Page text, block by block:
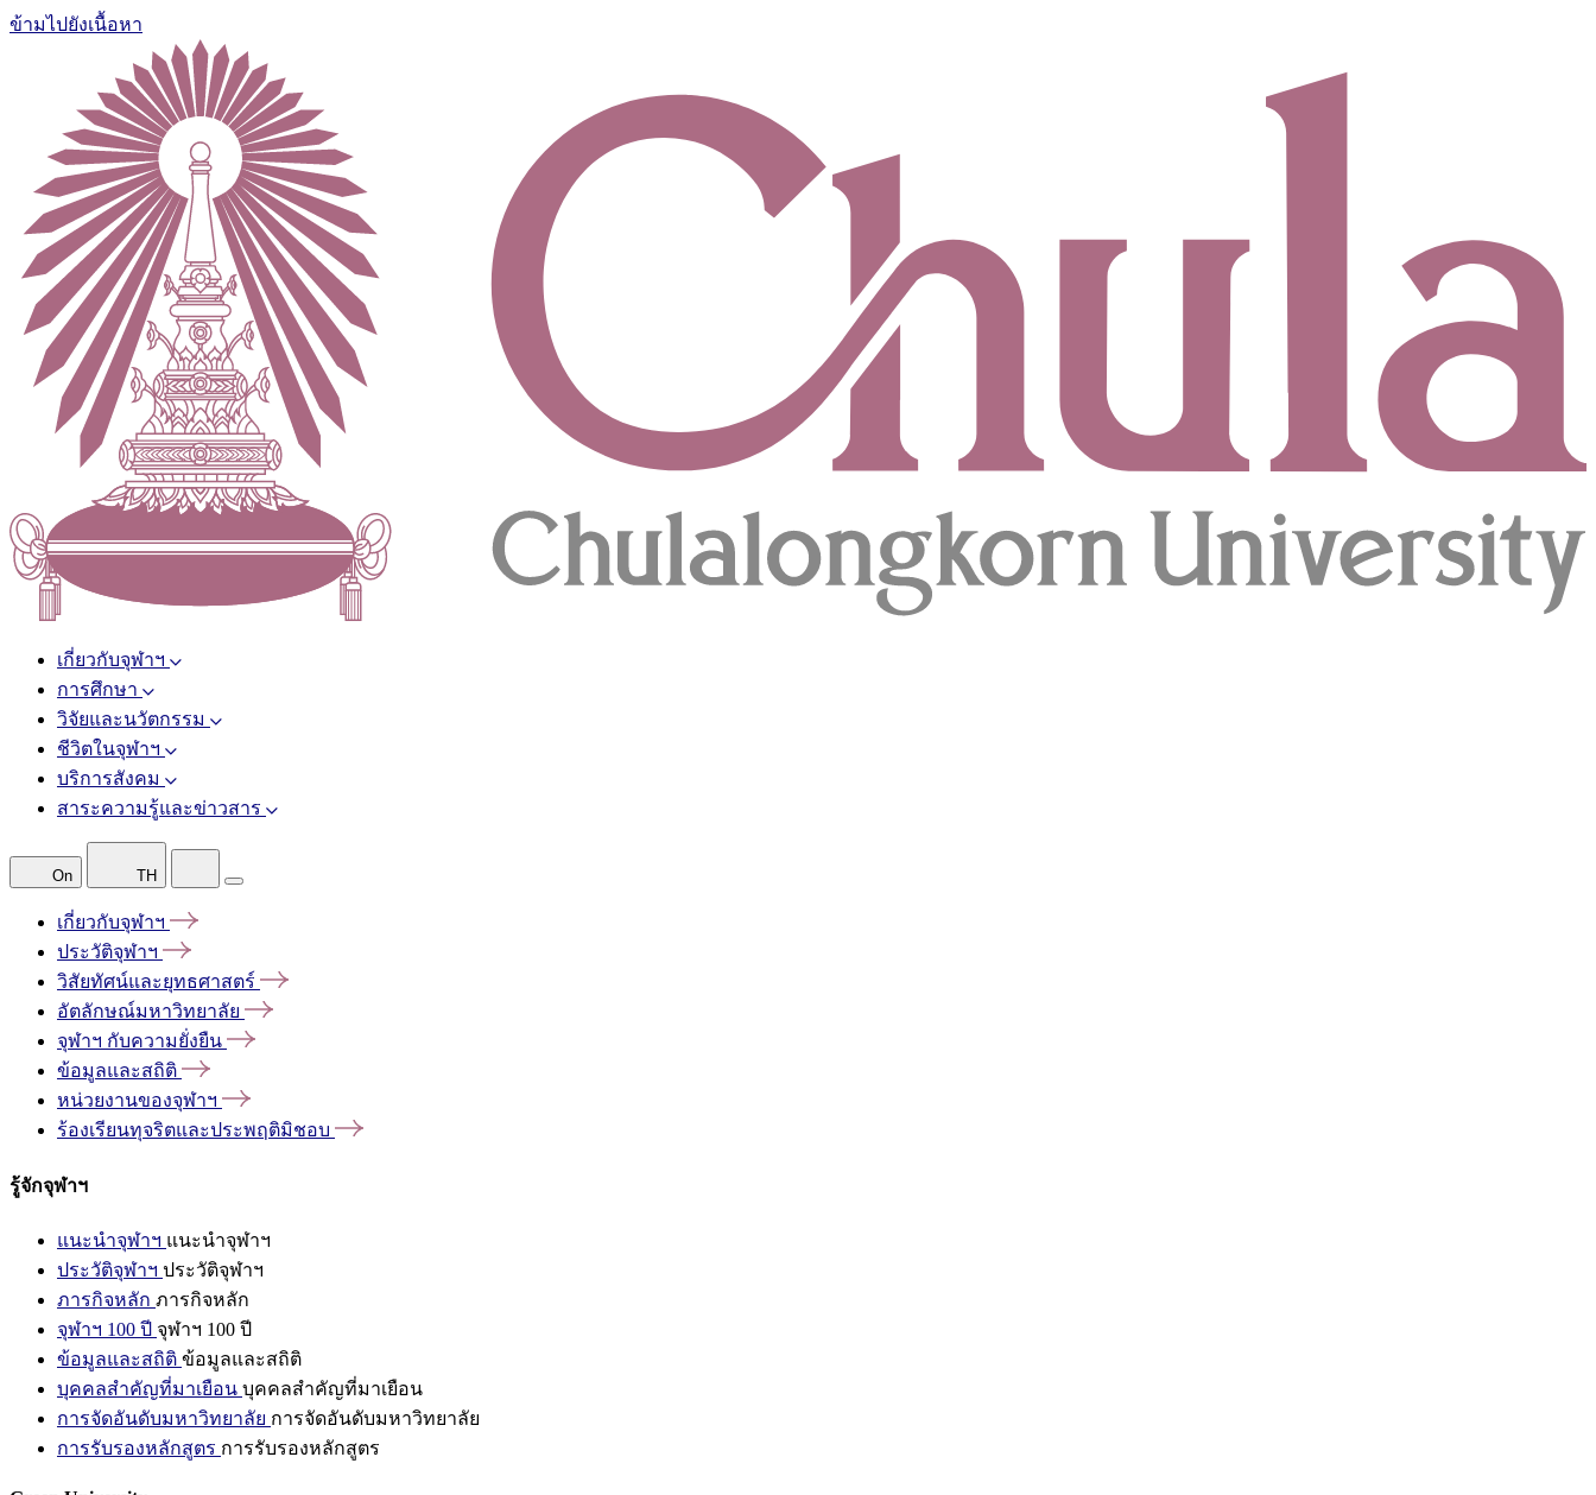
ข้ามไปยังเนื้อหา
เกี่ยวกับจุฬาฯ
การศึกษา
วิจัยและนวัตกรรม
ชีวิตในจุฬาฯ
บริการสังคม
สาระความรู้และข่าวสาร
On TH
เกี่ยวกับจุฬาฯ
ประวัติจุฬาฯ
วิสัยทัศน์และยุทธศาสตร์
อัตลักษณ์มหาวิทยาลัย
จุฬาฯ กับความยั่งยืน
ข้อมูลและสถิติ
หน่วยงานของจุฬาฯ
ร้องเรียนทุจริตและประพฤติมิชอบ
รู้จักจุฬาฯ
แนะนำจุฬาฯ แนะนำจุฬาฯ
ประวัติจุฬาฯ ประวัติจุฬาฯ
ภารกิจหลัก ภารกิจหลัก
จุฬาฯ 100 ปี จุฬาฯ 100 ปี
ข้อมูลและสถิติ ข้อมูลและสถิติ
บุคคลสำคัญที่มาเยือน บุคคลสำคัญที่มาเยือน
การจัดอันดับมหาวิทยาลัย การจัดอันดับมหาวิทยาลัย
การรับรองหลักสูตร การรับรองหลักสูตร